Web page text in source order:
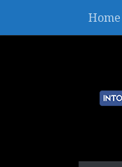
Skip to contentHome